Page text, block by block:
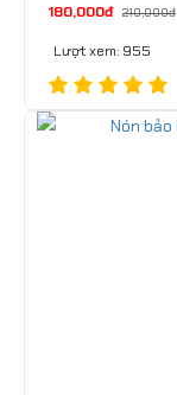
180,000đ 210,000đ
Lượt xem: 955